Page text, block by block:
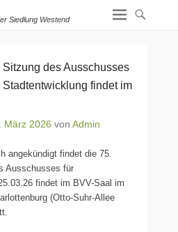
Siedlung Westend
des Ausschusses
findet im
März 2026 von Admin
angekündigt findet die 75.
Ausschusses für
findet im BVV-Saal im
(Otto-Suhr-Allee